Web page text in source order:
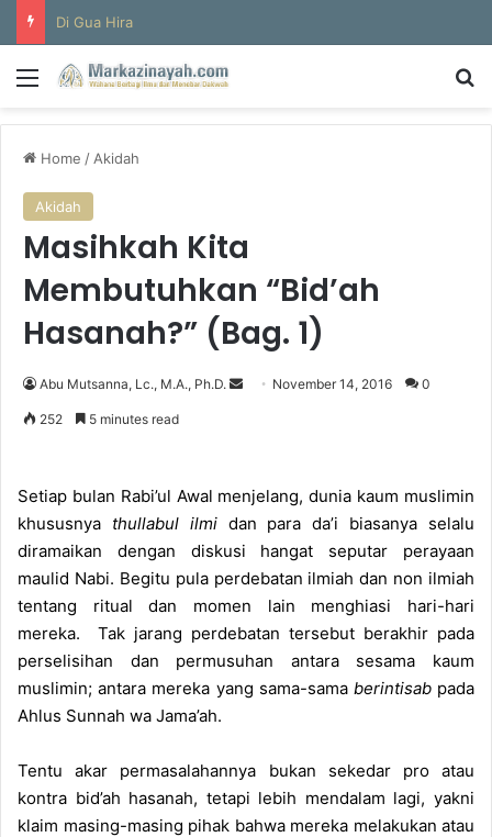
Di Gua Hira
Menu
Home / Akidah
Akidah
Masihkah Kita
Membutuhkan “Bid’ah
Hasanah?” (Bag. 1)
Abu Mutsanna, Lc., M.A., Ph.D.
a
n
e
m
November 14, 2016 0
252 5 minutes read
Setiap bulan Rabi’ul Awal menjelang, dunia kaum muslimin
khususnya thullabul ilmidan para da’i biasanya selalu
diramaikan dengan diskusi hangat seputar perayaan
maulid Nabi. Begitu pula perdebatan ilmiah dan non ilmiah
tentang ritual dan momen lain menghiasi hari-hari
mereka. Tak jarang perdebatan tersebut berakhir pada
perselisihan dan permusuhan antara sesama kaum
muslimin; antara mereka yang sama-sama berintisabpada
Ahlus Sunnah wa Jama’ah.
Tentu akar permasalahannya bukan sekedar pro atau
kontra bid’ah hasanah, tetapi lebih mendalam lagi, yakni
klaim masing-masing pihak bahwa mereka melakukan atau